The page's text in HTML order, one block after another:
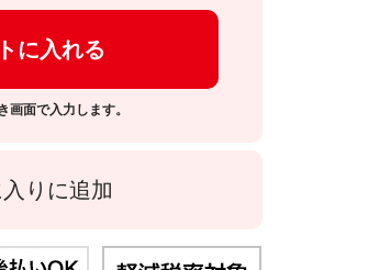
に入れる
画面で入力します。
りに追加